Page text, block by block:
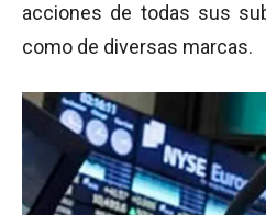
acciones de todas sus
como de diversas marcas.